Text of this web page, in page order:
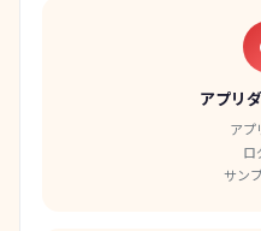
アプリ
アプ
ロ
サン